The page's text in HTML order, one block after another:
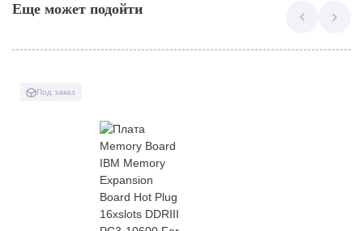
Еще может подойти
Под заказ